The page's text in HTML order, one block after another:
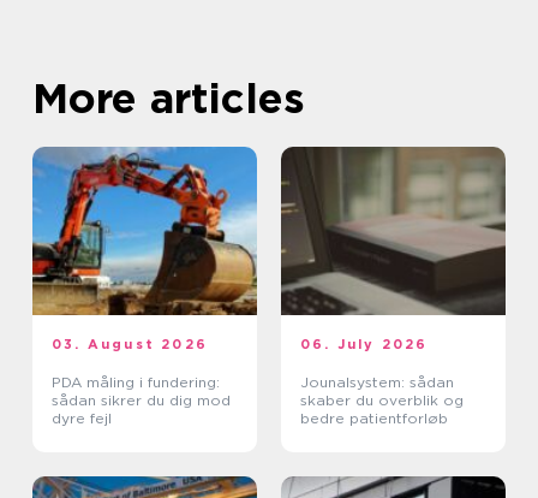
More articles
03. August 2026
PDA måling i fundering:
sådan sikrer du dig mod
dyre fejl
06. July 2026
Jounalsystem: sådan
skaber du overblik og
bedre patientforløb